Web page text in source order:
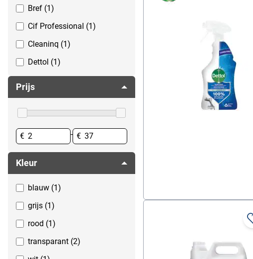
Spoelen
Stofzuigers
Wassen
Zepen
WC geurblokjes
WC- & badkamerreiniger
Bref (1)
Cif Professional (1)
Cleaninq (1)
Dettol (1)
GREENSPEED (1)
PodOra (2)
Prijs
€ - €
Kleur
blauw (1)
grijs (1)
rood (1)
transparant (2)